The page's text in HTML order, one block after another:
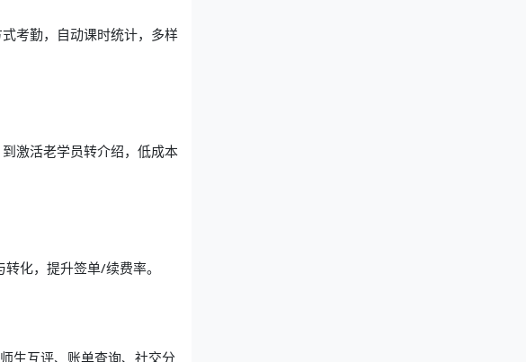
考勤，自动课时统计，多样
激活老学员转介绍，低成本
化，提升签单/续费率。
生互评、账单查询、社交分